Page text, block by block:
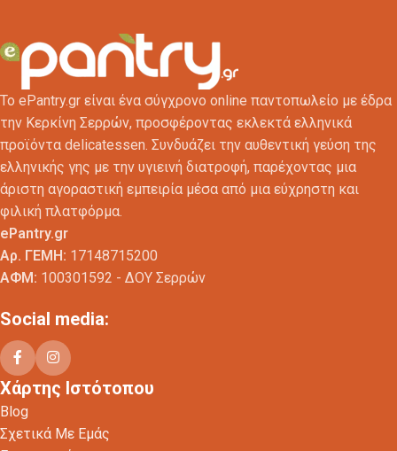
Το ePantry.gr είναι ένα σύγχρονο online παντοπωλείο με έδρα
την Κερκίνη Σερρών, προσφέροντας εκλεκτά ελληνικά
προϊόντα delicatessen. Συνδυάζει την αυθεντική γεύση της
ελληνικής γης με την υγιεινή διατροφή, παρέχοντας μια
άριστη αγοραστική εμπειρία μέσα από μια εύχρηστη και
φιλική πλατφόρμα.
ePantry.gr
Αρ. ΓΕΜΗ: 17148715200
ΑΦΜ: 100301592 - ΔΟΥ Σερρών
Social media:
Χάρτης Ιστότοπου
Blog
Σχετικά Με Εμάς